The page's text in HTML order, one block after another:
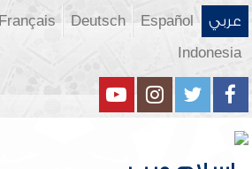
عربي Español
Deutsch
Français
Indonesia